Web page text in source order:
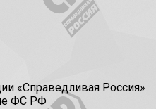
«Справедливая Россия»
ФС РФ